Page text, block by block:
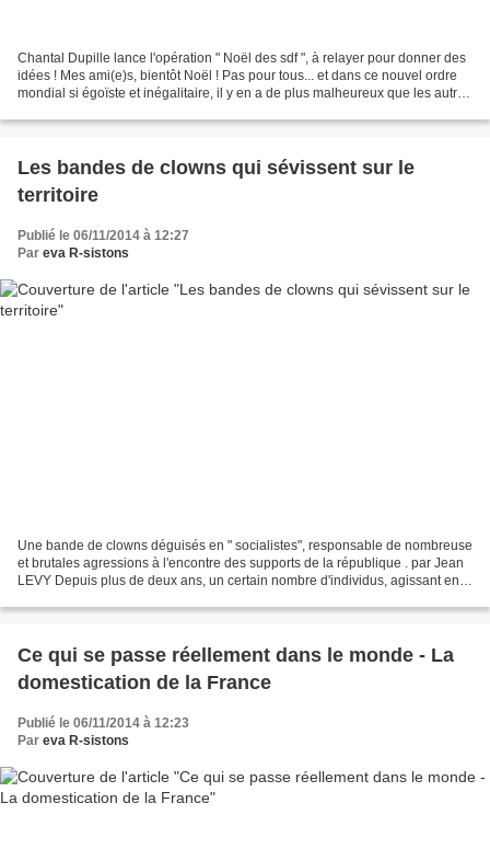
Chantal Dupille lance l'opération " Noël des sdf ", à relayer pour donner des
idées ! Mes ami(e)s, bientôt Noël ! Pas pour tous... et dans ce nouvel ordre
mondial si égoïste et inégalitaire, il y en a de plus malheureux que les autres
Les bandes de clowns qui sévissent sur le
territoire
Publié le 06/11/2014 à 12:27
Par eva R-sistons
Une bande de clowns déguisés en " socialistes", responsable de nombreuse
et brutales agressions à l'encontre des supports de la république . par Jean
LEVY Depuis plus de deux ans, un certain nombre d'individus, agissant en
Ce qui se passe réellement dans le monde - La
domestication de la France
Publié le 06/11/2014 à 12:23
Par eva R-sistons